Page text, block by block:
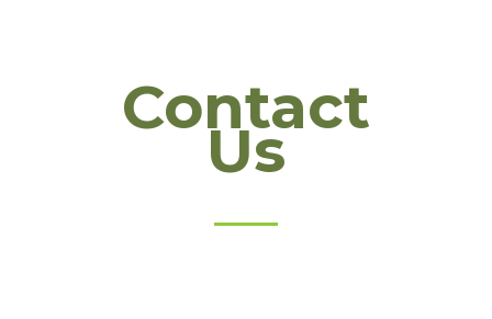
Contact
Us